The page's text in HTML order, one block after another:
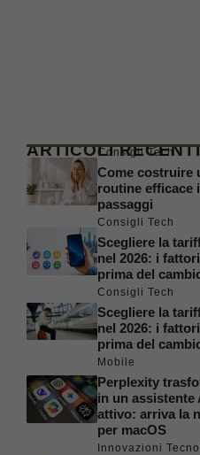
ARTICOLI RECENTI
Consigli Tech
Come costruire
routine efficace
passaggi
Consigli Tech
Scegliere la
nel 2026: i
prima del
Consigli Tech
Scegliere la
nel 2026: i
prima del
Mobile
Perplexity
in un assistente
attivo: arriva la
per macOS
Innovazioni